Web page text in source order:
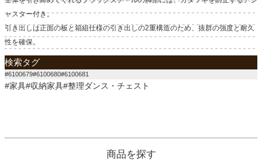
ャスター付き。
引き出しは正面の板と箱組仕様の引き出しの2重構造のため、抜群の強度と耐久
性を確保。
検索タグ
#6100679#6100680#6100681
#家具#収納家具#整理ダンス・チェスト
商品を探す